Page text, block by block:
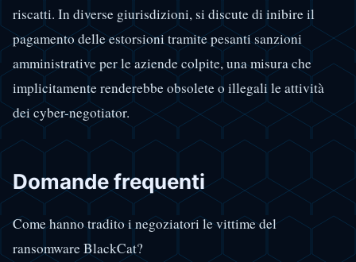
riscatti. In diverse giurisdizioni, si discute di inibire il
pagamento delle estorsioni tramite pesanti sanzioni
amministrative per le aziende colpite, una misura che
implicitamente renderebbe obsolete o illegali le attività
dei cyber-negotiator.
Domande frequenti
Come hanno tradito i negoziatori le vittime del
ransomware BlackCat?